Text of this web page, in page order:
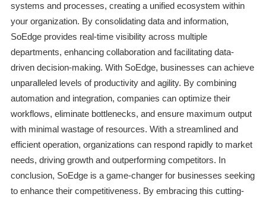
systems and processes, creating a unified ecosystem within
your organization. By consolidating data and information,
SoEdge provides real-time visibility across multiple
departments, enhancing collaboration and facilitating data-
driven decision-making. With SoEdge, businesses can achieve
unparalleled levels of productivity and agility. By combining
automation and integration, companies can optimize their
workflows, eliminate bottlenecks, and ensure maximum output
with minimal wastage of resources. With a streamlined and
efficient operation, organizations can respond rapidly to market
needs, driving growth and outperforming competitors. In
conclusion, SoEdge is a game-changer for businesses seeking
to enhance their competitiveness. By embracing this cutting-